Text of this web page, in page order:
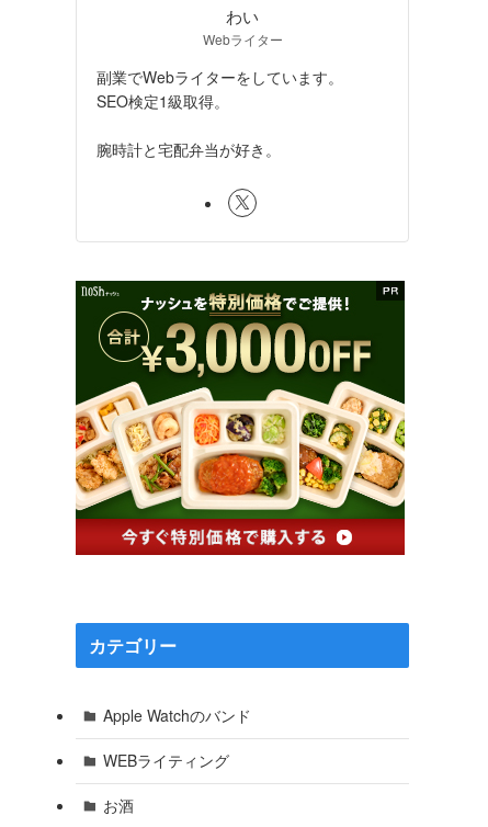
わい
Webライター
副業でWebライターをしています。
SEO検定1級取得。
腕時計と宅配弁当が好き。
カテゴリー
Apple Watchのバンド
WEBライティング
お酒